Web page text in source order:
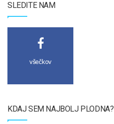
SLEDITE NAM
všečkov
KDAJ SEM NAJBOLJ PLODNA?